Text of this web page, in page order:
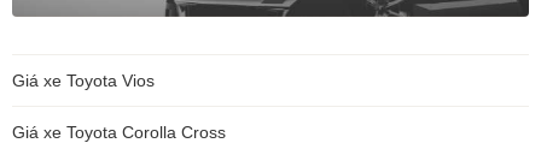
Giá xe Toyota Vios
Giá xe Toyota Corolla Cross